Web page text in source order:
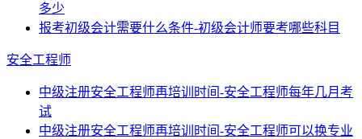
多少
报考初级会计需要什么条件-初级会计师要考哪些科目
安全工程师
中级注册安全工程师再培训时间-安全工程师每年几月考
试
中级注册安全工程师再培训时间-安全工程师可以换专业